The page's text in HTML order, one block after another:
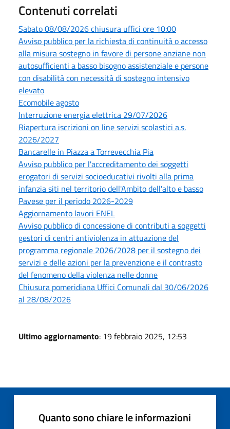
Contenuti correlati
Sabato 08/08/2026 chiusura uffici ore 10:00
Avviso pubblico per la richiesta di continuità o accesso
alla misura sostegno in favore di persone anziane non
autosufficienti a basso bisogno assistenziale e persone
con disabilità con necessità di sostegno intensivo
elevato
Ecomobile agosto
Interruzione energia elettrica 29/07/2026
Riapertura iscrizioni on line servizi scolastici a.s.
2026/2027
Bancarelle in Piazza a Torrevecchia Pia
Avviso pubblico per l'accreditamento dei soggetti
erogatori di servizi socioeducativi rivolti alla prima
infanzia siti nel territorio dell'Ambito dell'alto e basso
Pavese per il periodo 2026-2029
Aggiornamento lavori ENEL
Avviso pubblico di concessione di contributi a soggetti
gestori di centri antiviolenza in attuazione del
programma regionale 2026/2028 per il sostegno dei
servizi e delle azioni per la prevenzione e il contrasto
del fenomeno della violenza nelle donne
Chiusura pomeridiana Uffici Comunali dal 30/06/2026
al 28/08/2026
Ultimo aggiornamento: 19 febbraio 2025, 12:53
Quanto sono chiare le informazioni